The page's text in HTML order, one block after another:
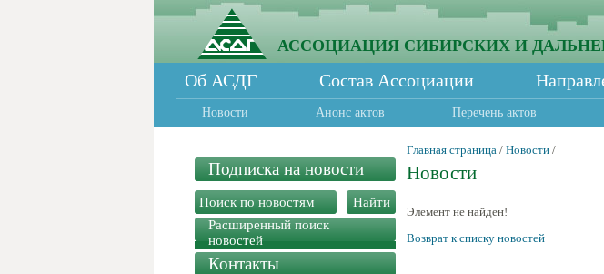
АССОЦИАЦИЯ СИБИРСКИХ И
Об АСДГ Состав Ассоциации
Новости Анонс актов Перечень актов
Подписка на новости
Расширенный поиск
новостей
Контакты
Главная страница / Новости /
Новости
Элемент не найден!
Возврат к списку новостей